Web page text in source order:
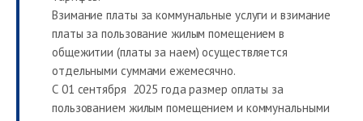
Взимание платы за коммунальные услуги и взимание
платы за пользование жилым помещением в
общежитии (платы за наем) осуществляется
отдельными суммами ежемесячно.
С 01 сентября 2025 года размер оплаты за
пользованием жилым помещением и коммунальными